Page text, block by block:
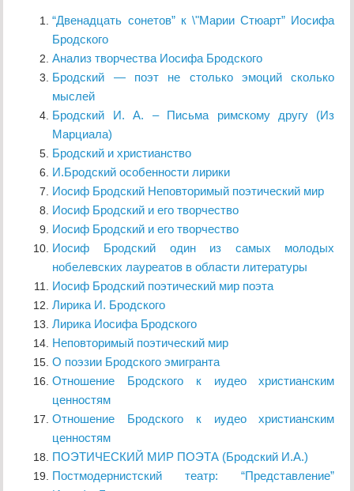
“Двенадцать сонетов” к \"Марии Стюарт” Иосифа
Бродского
Анализ творчества Иосифа Бродского
Бродский — поэт не столько эмоций сколько
мыслей
Бродский И. А. – Письма римскому другу (Из
Марциала)
Бродский и христианство
И.Бродский особенности лирики
Иосиф Бродский Неповторимый поэтический мир
Иосиф Бродский и его творчество
Иосиф Бродский и его творчество
Иосиф Бродский один из самых молодых
нобелевских лауреатов в области литературы
Иосиф Бродский поэтический мир поэта
Лирика И. Бродского
Лирика Иосифа Бродского
Неповторимый поэтический мир
О поэзии Бродского эмигранта
Отношение Бродского к иудео христианским
ценностям
Отношение Бродского к иудео христианским
ценностям
ПОЭТИЧЕСКИЙ МИР ПОЭТА (Бродский И.А.)
Постмодернистский театр: “Представление”